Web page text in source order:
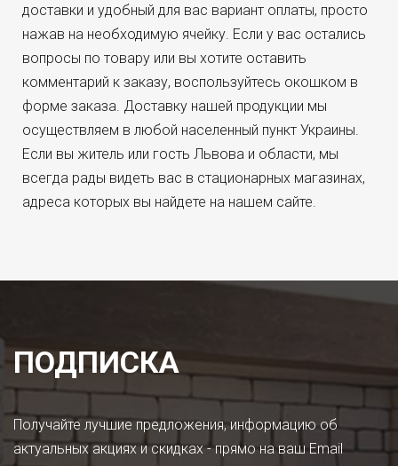
доставки и удобный для вас вариант оплаты, просто
нажав на необходимую ячейку. Если у вас остались
вопросы по товару или вы хотите оставить
комментарий к заказу, воспользуйтесь окошком в
форме заказа. Доставку нашей продукции мы
осуществляем в любой населенный пункт Украины.
Если вы житель или гость Львова и области, мы
всегда рады видеть вас в стационарных магазинах,
адреса которых вы найдете на нашем сайте.
ПОДПИСКА
Получайте лучшие предложения, информацию об
актуальных акциях и скидках - прямо на ваш Email